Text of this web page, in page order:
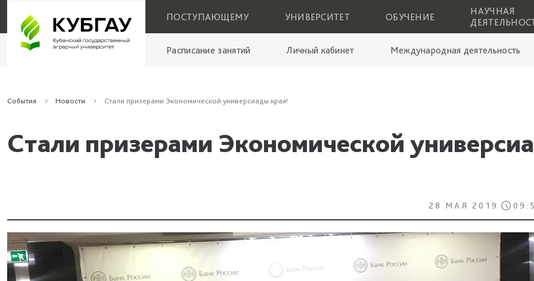
ПОСТУПАЮЩЕМУ УНИВЕРСИТЕТ ОБУЧЕНИЕ
НАУЧНАЯ
Расписание занятий Личный кабинет Международная деятельность
События Новости Стали призерами Экономической универсиады края!
Стали призерами Экономической
28 МАЯ 2019